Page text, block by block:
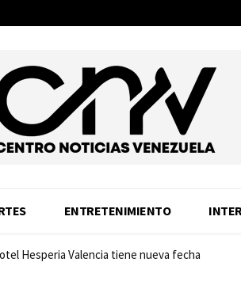
ENTRETENIMIENTO
Hesperia Valencia tiene nueva fecha